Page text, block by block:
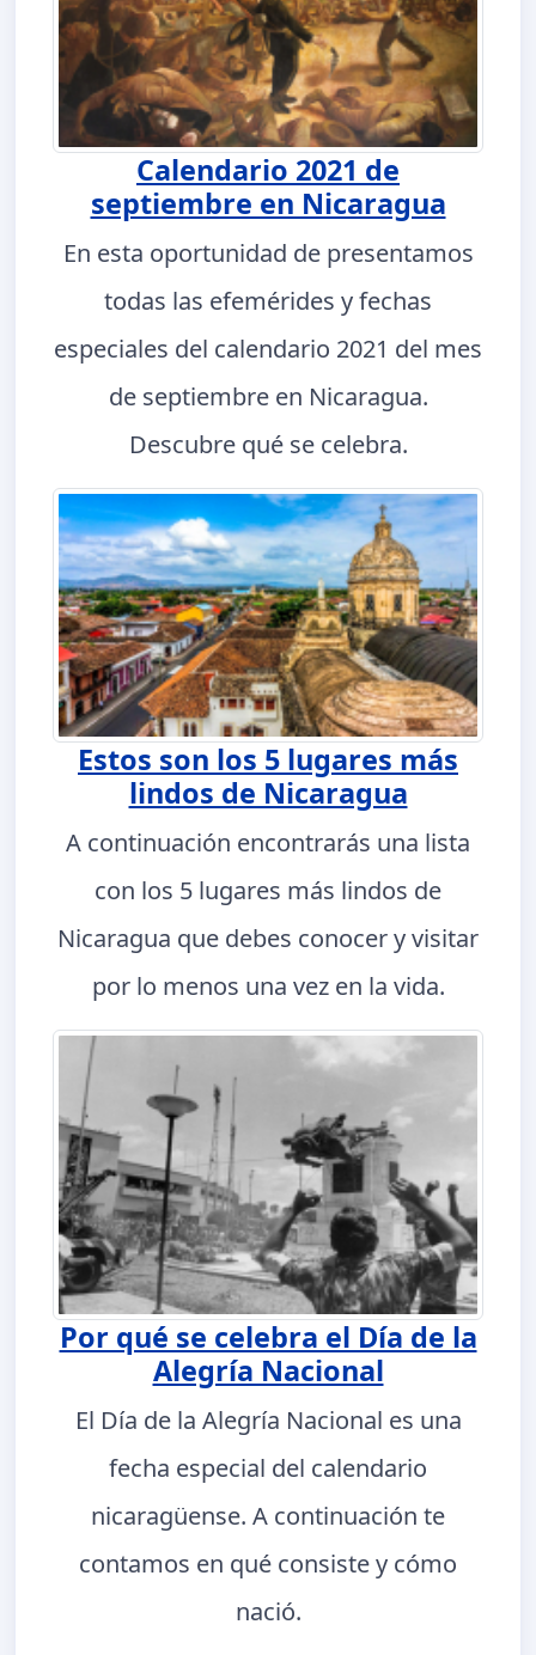
Calendario 2021 de
septiembre en Nicaragua
En esta oportunidad de presentamos
todas las efemérides y fechas
especiales del calendario 2021 del mes
de septiembre en Nicaragua.
Descubre qué se celebra.
Estos son los 5 lugares más
lindos de Nicaragua
A continuación encontrarás una lista
con los 5 lugares más lindos de
Nicaragua que debes conocer y visitar
por lo menos una vez en la vida.
Por qué se celebra el Día de la
Alegría Nacional
El Día de la Alegría Nacional es una
fecha especial del calendario
nicaragüense. A continuación te
contamos en qué consiste y cómo
nació.